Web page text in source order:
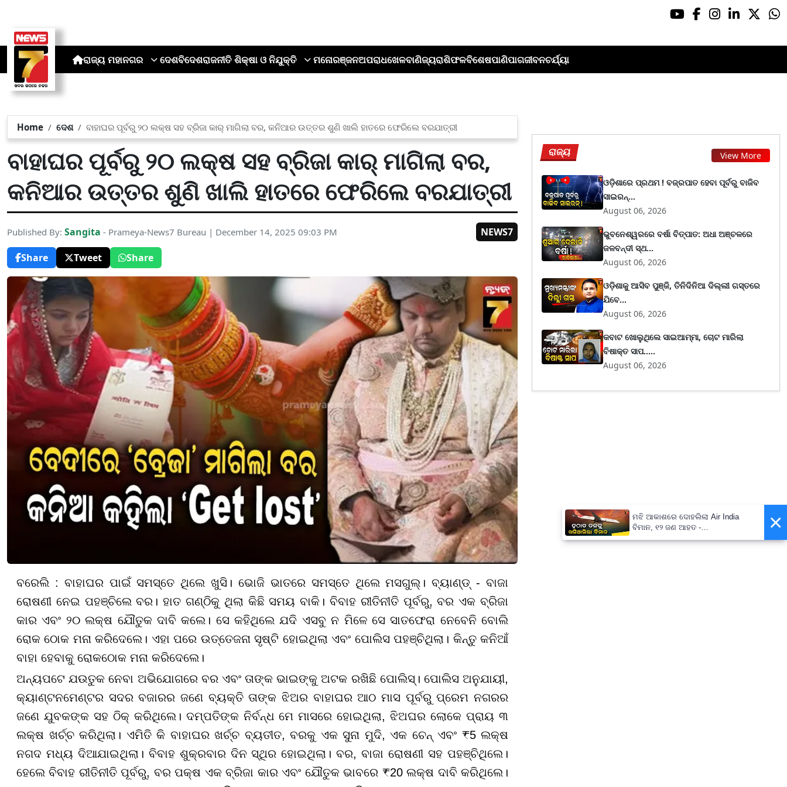
ରାଜ୍ୟ ମହାନଗର ଦେଶବିଦେଶରାଜନୀତି ଶିକ୍ଷା ଓ ନିଯୁକ୍ତି ମନୋରଞ୍ଜନଅପରାଧଖେଳବାଣିଜ୍ୟରାଶିଫଳବିଶେଷପାଣିପାଗଜୀବନଚର୍ଯ୍ୟା
Home ଦେଶ ବାହାଘର ପୂର୍ବରୁ ୨୦ ଲକ୍ଷ ସହ ବ୍ରିଜା କାର୍ ମାଗିଲା ବର, କନିଆର ଉତ୍ତର ଶୁଣି ଖାଲି ହାତରେ ଫେରିଲେ ବରଯାତ୍ରୀ
ବାହାଘର ପୂର୍ବରୁ ୨୦ ଲକ୍ଷ ସହ ବ୍ରିଜା କାର୍ ମାଗିଲା ବର,
କନିଆର ଉତ୍ତର ଶୁଣି ଖାଲି ହାତରେ ଫେରିଲେ ବରଯାତ୍ରୀ
Published By: Sangita - Prameya-News7 Bureau | December 14, 2025 09:03 PM
NEWS7
Share
Tweet Share
ବରେଲି : ବାହାଘର ପାଇଁ ସମସ୍ତେ ଥିଲେ ଖୁସି। ଭୋଜି ଭାତରେ ସମସ୍ତେ ଥିଲେ ମସଗୁଲ୍। ବ୍ୟାଣ୍ଡ୍ - ବାଜା
ରୋଷଣୀ ନେଇ ପହଞ୍ଚିଲେ ବର। ହାତ ଗଣ୍ଠିକୁ ଥିଲା କିଛି ସମୟ ବାକି। ବିବାହ ରୀତିନୀତି ପୂର୍ବରୁ, ବର ଏକ ବ୍ରିଜା
କାର ଏବଂ ୨୦ ଲକ୍ଷ ଯୌତୁକ ଦାବି କଲେ। ସେ କହିଥିଲେ ଯଦି ଏସବୁ ନ ମିଳେ ସେ ସାତଫେରା ନେବେନି ବୋଲି
ରୋକ ଠୋକ ମନା କରିଦେଲେ। ଏହା ପରେ ଉତ୍ତେଜନା ସୃଷ୍ଟି ହୋଇଥିଲା ଏବଂ ପୋଲିସ ପହଞ୍ଚିଥିଲା। କିନ୍ତୁ କନିଆଁ
ବାହା ହେବାକୁ ରୋକଠୋକ ମନା କରିଦେଲେ।
ଅନ୍ୟପଟେ ଯଉତୁକ ନେବା ଅଭିଯୋଗରେ ବର ଏବଂ ତାଙ୍କ ଭାଇଙ୍କୁ ଅଟକ ରଖିଛି ପୋଲିସ୍। ପୋଲିସ ଅନୁଯାୟୀ,
କ୍ୟାଣ୍ଟନମେଣ୍ଟର ସଦର ବଜାରର ଜଣେ ବ୍ୟକ୍ତି ତାଙ୍କ ଝିଅର ବାହାଘର ଆଠ ମାସ ପୂର୍ବରୁ ପ୍ରେମ ନଗରର
ଜଣେ ଯୁବକଙ୍କ ସହ ଠିକ୍ କରିଥିଲେ। ଦମ୍ପତିଙ୍କ ନିର୍ବନ୍ଧ ମେ ମାସରେ ହୋଇଥିଲା, ଝିଅଘର ଲୋକେ ପ୍ରାୟ ୩
ଲକ୍ଷ ଖର୍ଚ୍ଚ କରିଥିଲା। ଏମିତି କି ବାହାଘର ଖର୍ଚ୍ଚ ବ୍ୟତୀତ, ବରକୁ ଏକ ସୁନା ମୁଦି, ଏକ ଚେନ୍ ଏବଂ ₹5 ଲକ୍ଷ
ନଗଦ ମଧ୍ୟ ଦିଆଯାଇଥିଲା। ବିବାହ ଶୁକ୍ରବାର ଦିନ ସ୍ଥିର ହୋଇଥିଲା। ବର, ବାଜା ରୋଷଣୀ ସହ ପହଞ୍ଚିଥିଲେ।
ହେଲେ ବିବାହ ରୀତିନୀତି ପୂର୍ବରୁ, ବର ପକ୍ଷ ଏକ ବ୍ରିଜା କାର ଏବଂ ଯୌତୁକ ଭାବରେ ₹20 ଲକ୍ଷ ଦାବି କରିଥିଲେ।
ରାଜ୍ୟ View More
ଓଡ଼ିଶାରେ ପ୍ରଥମ ! ବଜ୍ରପାତ ହେବା ପୂର୍ବରୁ ବାଜିବ
ସାଇରନ୍...
August 06, 2026
ଭୁବନେଶ୍ୱରରେ ବର୍ଷା ବିତ୍ପାତ: ଅଧା ଅଞ୍ଚଳରେ
ଜଳବନ୍ଦୀ ସ୍ଥ...
August 06, 2026
ଓଡ଼ିଶାକୁ ଆସିବ ପୁଞ୍ଜି, ତିନିଦିନିଆ ଦିଲ୍ଲୀ ଗସ୍ତରେ
ଯିବେ...
August 06, 2026
କବାଟ ଖୋଲୁଥିଲେ ସାଇଆମ୍ମା, ଚୋଟ ମାରିଲା
ବିଷାକ୍ତ ସାପ.....
August 06, 2026
×
ମଝି ଆକାଶରେ ଦୋହଲିଲା Air India
ବିମାନ, ୧୨ ଜଣ ଆହତ -
PrameyaNews7